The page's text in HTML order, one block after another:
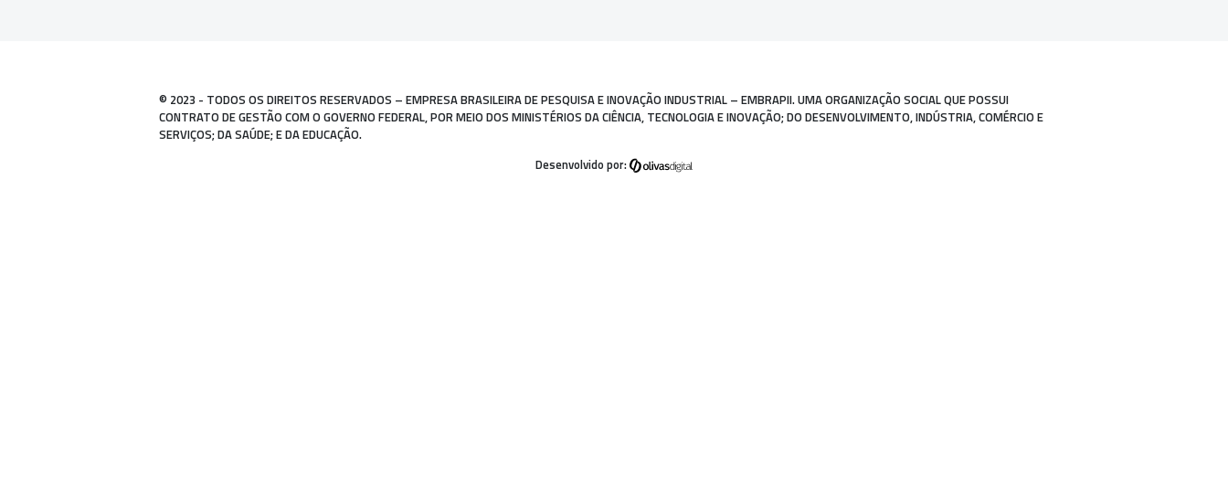
© 2023 - TODOS OS DIREITOS RESERVADOS – EMPRESA BRASILEIRA DE PESQUISA E INOVAÇÃO INDUSTRIAL – EMBRAPII. UMA ORGANIZAÇÃO SOCIAL QUE POSSUI
CONTRATO DE GESTÃO COM O GOVERNO FEDERAL, POR MEIO DOS MINISTÉRIOS DA CIÊNCIA, TECNOLOGIA E INOVAÇÃO; DO DESENVOLVIMENTO, INDÚSTRIA, COMÉRCIO E
SERVIÇOS; DA SAÚDE; E DA EDUCAÇÃO.
Desenvolvido por: